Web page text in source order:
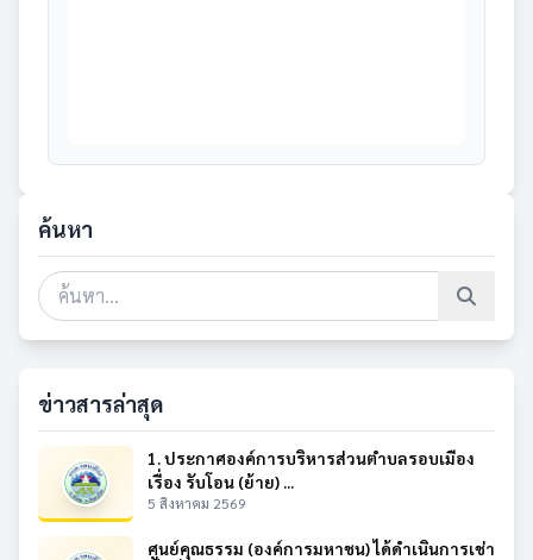
ค้นหา
ข่าวสารล่าสุด
1. ประกาศองค์การบริหารส่วนตำบลรอบเมือง
เรื่อง รับโอน (ย้าย) ...
5 สิงหาคม 2569
ศูนย์คุณธรรม (องค์การมหาชน) ได้ดำเนินการเช่า